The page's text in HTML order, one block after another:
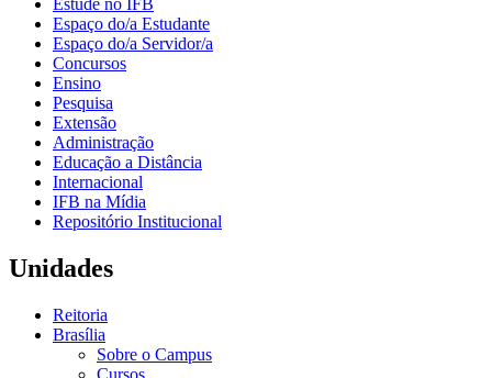
Espaço do/a Estudante
Espaço do/a Servidor/a
Concursos
Ensino
Pesquisa
Extensão
Administração
Educação a Distância
Internacional
IFB na Mídia
Repositório Institucional
Unidades
Reitoria
Brasília
Sobre o Campus
Cursos